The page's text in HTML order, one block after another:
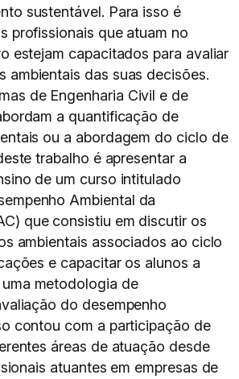
sustentável. Para isso é
profissionais que atuam no
estejam capacitados para avaliar
ambientais das suas decisões.
de Engenharia Civil e de
a quantificação de
ou a abordagem do ciclo de
trabalho é apresentar a
de um curso intitulado
Ambiental da
que consistiu em discutir os
ambientais associados ao ciclo
e capacitar os alunos a
metodologia de
do desempenho
contou com a participação de
áreas de atuação desde
atuantes em empresas de